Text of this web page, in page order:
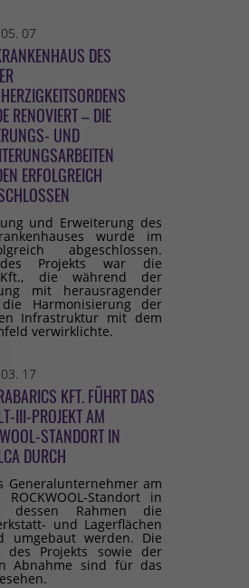
07
DES
RENOVIERT – DIE
UND
ERFOLGREICH
und Erweiterung des
wurde im
abgeschlossen.
des Projekts war die
Kft., die während der
mit herausragender
die Harmonisierung der
Infrastruktur mit dem
verwirklichte.
17
KFT. FÜHRT DAS
III-PROJEKT AM
STANDORT IN
DURCH
Generalunternehmer am
Standort in
dessen Rahmen die
und Lagerflächen
umgebaut werden. Die
des Projekts sowie der
Abnahme sind für das